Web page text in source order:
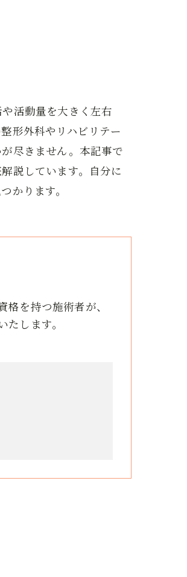
活動量を大きく左右
形外科やリハビリテー
尽きません。本記事で
説しています。自分に
かります。
を持つ施術者が、
します。